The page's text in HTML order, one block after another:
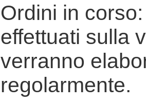
Ordini in
effettuati sulla
verranno
regolarmente.